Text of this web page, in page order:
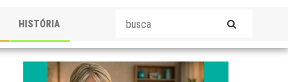
HISTÓRIA